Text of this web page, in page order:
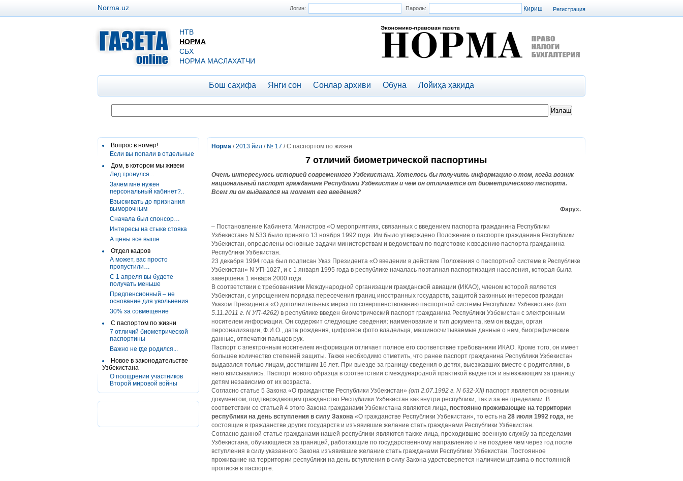
Регистрация
Логин: Пароль:
Norma.uz
НТВ
НОРМА
СБХ
НОРМА МАСЛАХАТЧИ
Бош саҳифа Янги сон Сонлар архиви Обуна Лойиҳа ҳақида
Вопрос в номер!
Если вы попали в отдельные
Дом, в котором мы живем
Лед тронулся...
Зачем мне нужен
персональный кабинет?..
Взыскивать до признания
выморочным
Сначала был спонсор…
Интересы на стыке стояка
А цены все выше
Отдел кадров
А может, вас просто
пропустили…
С 1 апреля вы будете
получать меньше
Предпенсионный – не
основание для увольнения
30% за совмещение
С паспортом по жизни
7 отличий биометрической
паспортины
Важно не где родился...
Новое в законодательстве
Узбекистана
О поощрении участников
Второй мировой войны
Норма /2013 йил / № 17 / С паспортом по жизни
7 отличий биометрической паспортины
Очень интересуюсь историей современного Узбекистана. Хотелось бы получить информацию о том, когда возник
национальный паспорт гражданина Республики Узбекистан и чем он отличается от биометрического паспорта.
Всем ли он выдавался на момент его введения?
Фарух.
– Постановление Кабинета Министров «О мероприятиях, связанных с введением паспорта гражданина Республики
Узбекистан» N 533 было принято 13 ноября 1992 года. Им было утверждено Положение о паспорте гражданина Республики
Узбекистан, определены основные задачи министерствам и ведомствам по подготовке к введению паспорта гражданина
Республики Узбекистан.
23 декабря 1994 года был подписан Указ Президента «О введении в действие Положения о паспортной системе в Республике
Узбекистан» N УП-1027, и с 1 января 1995 года в республике началась поэтапная паспортизация населения, которая была
завершена 1 января 2000 года.
В соответствии с требованиями Международной организации гражданской авиации (ИКАО), членом которой является
Узбекистан, с упрощением порядка пересечения границ иностранных государств, защитой законных интересов граждан
Указом Президента «О дополнительных мерах по совершенствованию паспортной системы Республики Узбекистан» (от
5.11.2011 г. N УП-4262) в республике введен биометрический паспорт гражданина Республики Узбекистан с электронным
носителем информации. Он содержит следующие сведения: наименование и тип документа, кем он выдан, орган
персонализации, Ф.И.О., дата рождения, цифровое фото владельца, машиносчитываемые данные о нем, биографические
данные, отпечатки пальцев рук.
Паспорт с электронным носителем информации отличает полное его соответствие требованиям ИКАО. Кроме того, он имеет
большее количество степеней защиты. Также необходимо отметить, что ранее паспорт гражданина Республики Узбекистан
выдавался только лицам, достигшим 16 лет. При выезде за границу сведения о детях, выезжавших вместе с родителями, в
него вписывались. Паспорт нового образца в соответствии с международной практикой выдается и выезжающим за границу
детям независимо от их возраста.
Согласно статье 5 Закона «О гражданстве Республики Узбекистан» (от 2.07.1992 г. N 632-XII) паспорт является основным
документом, подтверждающим гражданство Республики Узбекистан как внутри республики, так и за ее пределами. В
соответствии со статьей 4 этого Закона гражданами Узбекистана являются лица, постоянно проживающие на территории
республики на день вступления в силу Закона «О гражданстве Республики Узбекистан», то есть на 28 июля 1992 года, не
состоящие в гражданстве других государств и изъявившие желание стать гражданами Республики Узбекистан.
Согласно данной статье гражданами нашей республики являются также лица, проходившие военную службу за пределами
Узбекистана, обучающиеся за границей, работающие по государственному направлению и не позднее чем через год после
вступления в силу указанного Закона изъявившие желание стать гражданами Республики Узбекистан. Постоянное
проживание на территории республики на день вступления в силу Закона удостоверяется наличием штампа о постоянной
прописке в паспорте.